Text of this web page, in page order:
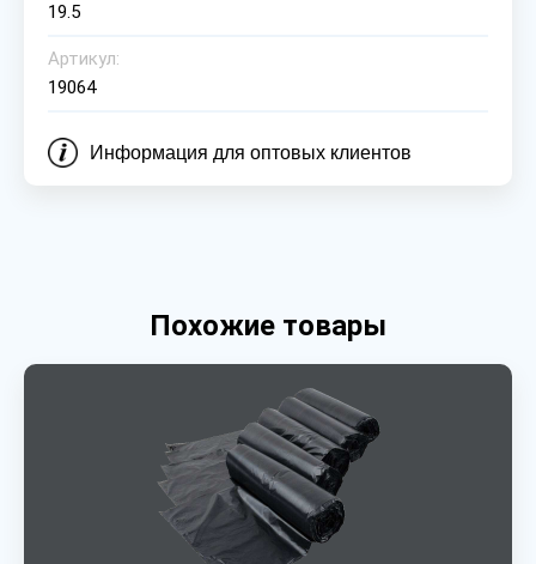
19.5
Артикул:
19064
Информация для оптовых клиентов
Похожие товары